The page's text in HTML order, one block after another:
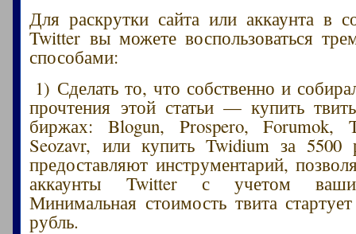
Для раскрутки сайта или аккаунта в
Twitter вы можете воспользоваться
способами:
1) Сделать то, что собственно и
прочтения этой статьи — купить
биржах: Blogun, Prospero, Forumok,
Seozavr, или купить Twidium за 5500
предоставляют инструментарий,
аккаунты Twitter с учетом
Минимальная стоимость твита
рубль.